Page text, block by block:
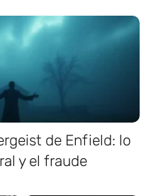
de Enfield: lo
y el fraude